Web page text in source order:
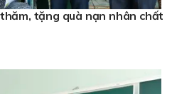
tặng quà nạn nhân chất